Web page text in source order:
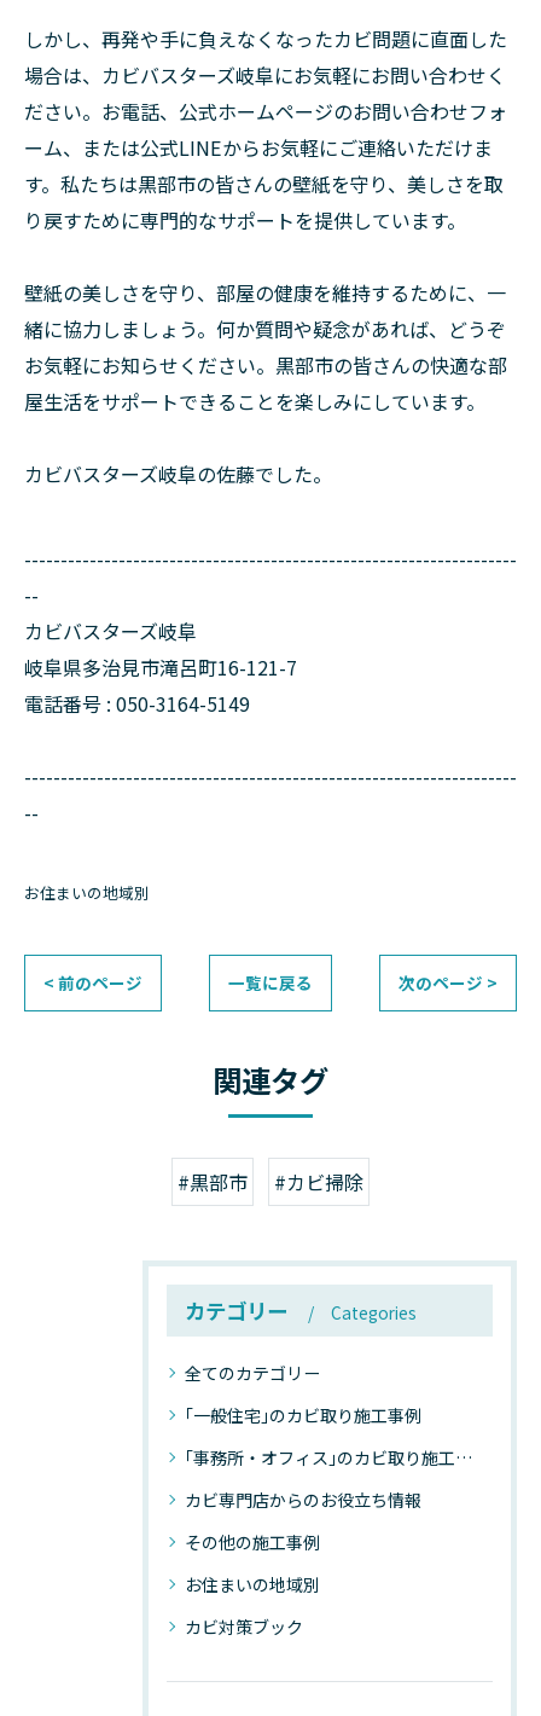
しかし、再発や手に負えなくなったカビ問題に直面した
場合は、カビバスターズ岐阜にお気軽にお問い合わせく
ださい。お電話、公式ホームページのお問い合わせフォ
ーム、または公式LINEからお気軽にご連絡いただけま
す。私たちは黒部市の皆さんの壁紙を守り、美しさを取
り戻すために専門的なサポートを提供しています。
壁紙の美しさを守り、部屋の健康を維持するために、一
緒に協力しましょう。何か質問や疑念があれば、どうぞ
お気軽にお知らせください。黒部市の皆さんの快適な部
屋生活をサポートできることを楽しみにしています。
カビバスターズ岐阜の佐藤でした。
--------------------------------------------------------------------
--
カビバスターズ岐阜
岐阜県多治見市滝呂町16-121-7
電話番号 : 050-3164-5149
--------------------------------------------------------------------
--
お住まいの地域別
< 前のページ 一覧に戻る 次のページ >
関連タグ
#黒部市 #カビ掃除
カテゴリー Categories
全てのカテゴリー
｢一般住宅｣のカビ取り施工事例
｢事務所・オフィス｣のカビ取り施工事例
カビ専門店からのお役立ち情報
その他の施工事例
お住まいの地域別
カビ対策ブック